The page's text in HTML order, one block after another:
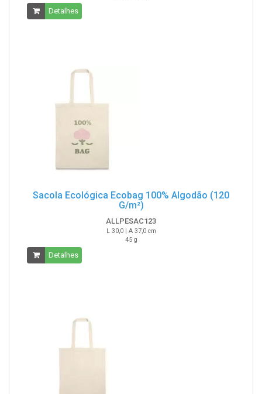
Detalhes
Sacola Ecológica Ecobag 100% Algodão (120
G/m²)
ALLPESAC123
L 30,0 | A 37,0 cm
45 g
Detalhes